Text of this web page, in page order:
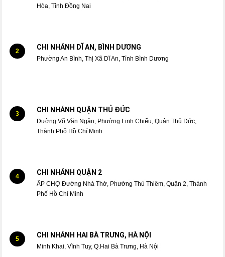
Hòa, Tỉnh Đồng Nai
2 CHI NHÁNH DĨ AN, BÌNH DƯƠNG
Phường An Bình, Thị Xã Dĩ An, Tỉnh Bình Dương
3 CHI NHÁNH QUẬN THỦ ĐỨC
Đường Võ Văn Ngân, Phường Linh Chiểu, Quận Thủ Đức,
Thành Phố Hồ Chí Minh
4 CHI NHÁNH QUẬN 2
ẤP CHỢ Đường Nhà Thờ, Phường Thủ Thiêm, Quận 2, Thành
Phố Hồ Chí Minh
5 CHI NHÁNH HAI BÀ TRƯNG, HÀ NỘI
Minh Khai, Vĩnh Tuy, Q.Hai Bà Trưng, Hà Nội